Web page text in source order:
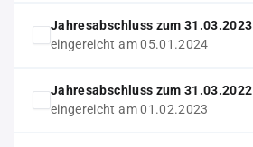
Jahresabschluss zum 31.03.2023
eingereicht am 05.01.2024
Jahresabschluss zum 31.03.2022
eingereicht am 01.02.2023